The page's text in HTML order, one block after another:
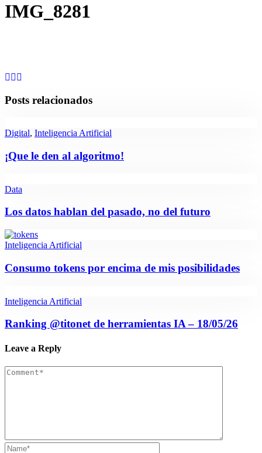
IMG_8281
Posts relacionados
Digital, Inteligencia Artificial
¡Que le den al algoritmo!
Data
Los datos hablan del pasado, no del futuro
Inteligencia Artificial
Consumo tokens por encima de mis posibilidades
Inteligencia Artificial
Ranking @titonet de herramientas IA – 18/05/26
Leave a Reply